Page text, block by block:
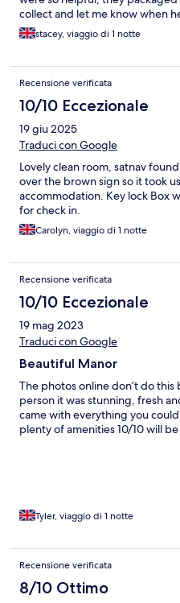
collect and let me know when
stacey, viaggio di 1 notte
Recensione verificata
10/10 Eccezionale
19 giu 2025
Traduci con Google
Lovely clean room, satnav
over the brown sign so it took
accommodation. Key lock Box
for check in.
Carolyn, viaggio di 1 notte
Recensione verificata
10/10 Eccezionale
19 mag 2023
Traduci con Google
Beautiful Manor
The photos online don’t do
person it was stunning, fresh
came with everything you
plenty of amenities 10/10 will
Tyler, viaggio di 1 notte
Recensione verificata
8/10 Ottimo